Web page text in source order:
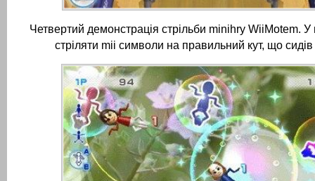
Четвертий демонстрація стрільби minihry WiiMotem. У
стріляти mii символи на правильний кут, що сидів